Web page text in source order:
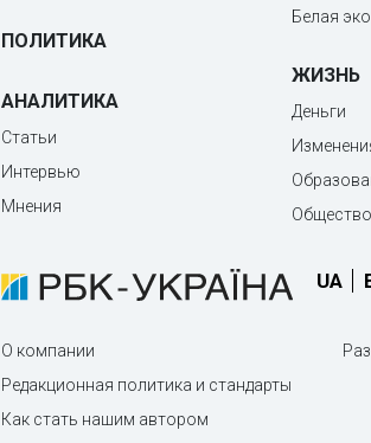
ПОЛИТИКА
АНАЛИТИКА
Статьи
Интервью
Мнения
Белая
ЖИЗНЬ
Деньги
Общество
UA
О компании
Редакционная политика и стандарты
Как стать нашим автором